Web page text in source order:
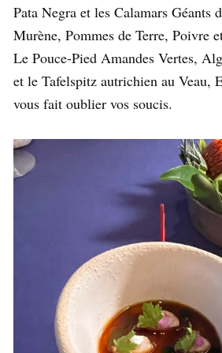
Pata Negra et les Calamars Géants
Murène, Pommes de Terre, Poivre
Le Pouce-Pied Amandes Vertes,
et le Tafelspitz autrichien au Veau,
vous fait oublier vos soucis.